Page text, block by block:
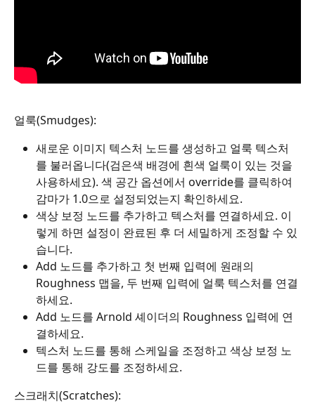
얼룩(Smudges):
새로운 이미지 텍스처 노드를 생성하고 얼룩 텍스처
를 불러옵니다(검은색 배경에 흰색 얼룩이 있는 것을
사용하세요). 색 공간 옵션에서 override를 클릭하여
감마가 1.0으로 설정되었는지 확인하세요.
색상 보정 노드를 추가하고 텍스처를 연결하세요. 이
렇게 하면 설정이 완료된 후 더 세밀하게 조정할 수 있
습니다.
Add 노드를 추가하고 첫 번째 입력에 원래의
Roughness 맵을, 두 번째 입력에 얼룩 텍스처를 연결
하세요.
Add 노드를 Arnold 셰이더의 Roughness 입력에 연
결하세요.
텍스처 노드를 통해 스케일을 조정하고 색상 보정 노
드를 통해 강도를 조정하세요.
스크래치(Scratches):